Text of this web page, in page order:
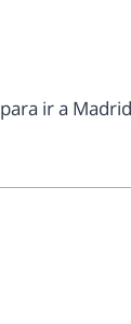
ir a